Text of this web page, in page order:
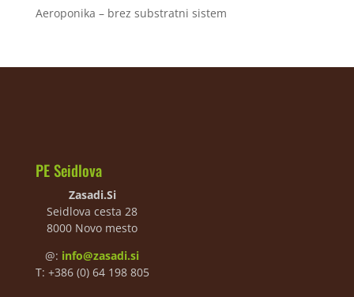
Aeroponika – brez substratni sistem
PE Seidlova
Zasadi.Si
Seidlova cesta 28
8000 Novo mesto
@: info@zasadi.si
T: +386 (0) 64 198 805